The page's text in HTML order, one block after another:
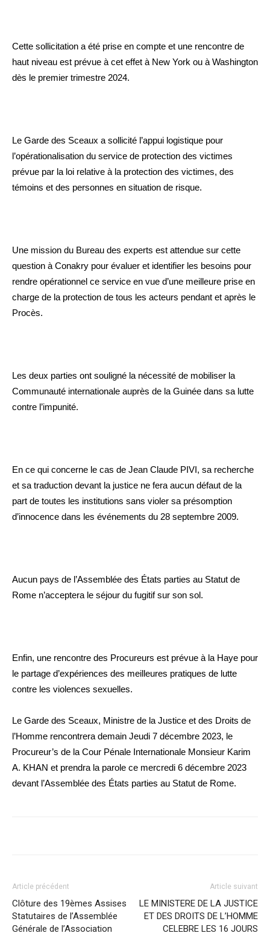
Cette sollicitation a été prise en compte et une rencontre de
haut niveau est prévue à cet effet à New York ou à Washington
dès le premier trimestre 2024.
Le Garde des Sceaux a sollicité l’appui logistique pour
l’opérationalisation du service de protection des victimes
prévue par la loi relative à la protection des victimes, des
témoins et des personnes en situation de risque.
Une mission du Bureau des experts est attendue sur cette
question à Conakry pour évaluer et identifier les besoins pour
rendre opérationnel ce service en vue d’une meilleure prise en
charge de la protection de tous les acteurs pendant et après le
Procès.
Les deux parties ont souligné la nécessité de mobiliser la
Communauté internationale auprès de la Guinée dans sa lutte
contre l’impunité.
En ce qui concerne le cas de Jean Claude PIVI, sa recherche
et sa traduction devant la justice ne fera aucun défaut de la
part de toutes les institutions sans violer sa présomption
d’innocence dans les événements du 28 septembre 2009.
Aucun pays de l’Assemblée des États parties au Statut de
Rome n’acceptera le séjour du fugitif sur son sol.
Enfin, une rencontre des Procureurs est prévue à la Haye pour
le partage d’expériences des meilleures pratiques de lutte
contre les violences sexuelles.
Le Garde des Sceaux, Ministre de la Justice et des Droits de
l’Homme rencontrera demain Jeudi 7 décembre 2023, le
Procureur’s de la Cour Pénale Internationale Monsieur Karim
A. KHAN et prendra la parole ce mercredi 6 décembre 2023
devant l’Assemblée des États parties au Statut de Rome.
Article précédent
Clôture des 19èmes Assises
Statutaires de l’Assemblée
Générale de l’Association
Article suivant
LE MINISTERE DE LA JUSTICE
ET DES DROITS DE L’HOMME
CELEBRE LES 16 JOURS